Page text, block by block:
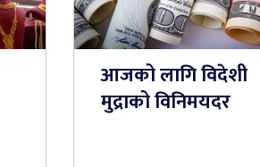
आजको लागि विदेशी
मुद्राको विनिमयदर